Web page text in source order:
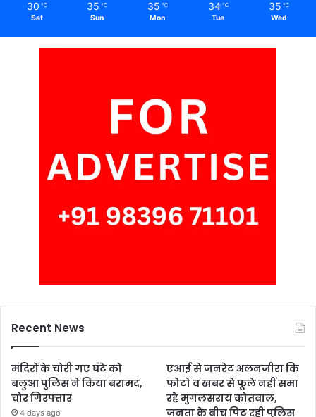
30 ℃
Sat
35 ℃
Sun
35 ℃
Mon
34 ℃
Tue
35 ℃
Wed
Recent News
मंदिरों के चोरी गए घंटे को
बलुआ पुलिस ने किया बरामद,
चोर गिरफ्तार
4 days ago
एआई से जनरेट अलनजीरा कि
फोटो व खबर से फूले नहीं समा
रहे मुगलसराय कोतवाल,
जनता के बीच पिट रही पुलिस